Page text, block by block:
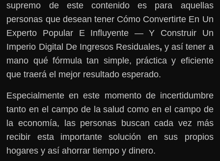
supremo de este contenido es para aquellas
personas que desean tener Cómo Convertirte En Un
Experto Popular E Influyente — Y Construir Un
Imperio Digital De Ingresos Residuales, y así tener a
mano qué fórmula tan simple, práctica y eficiente
que traerá el mejor resultado esperado.
Especialmente en este momento de incertidumbre
tanto en el campo de la salud como en el campo de
la economía, las personas buscan cada vez más
recibir esta importante solución en sus propios
hogares y así ahorrar tiempo y dinero.